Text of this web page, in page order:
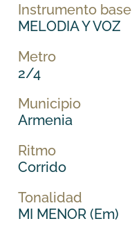
Instrumento base
MELODIA Y VOZ
Metro
2/4
Municipio
Armenia
Ritmo
Corrido
Tonalidad
MI MENOR (Em)